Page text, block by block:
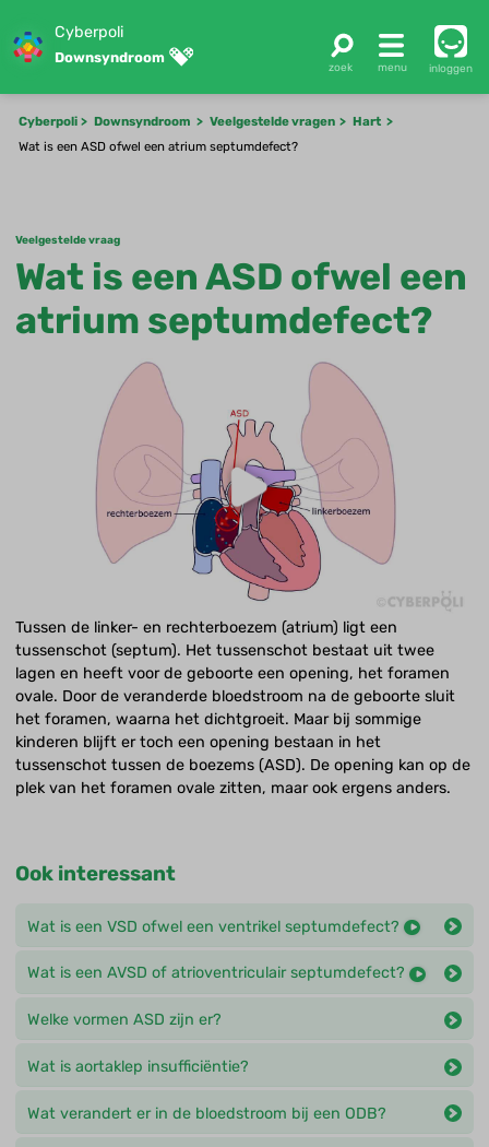
Cyberpoli
Downsyndroom
inloggen
Cyberpoli Downsyndroom Veelgestelde vragen
Hart
Wat is een ASD ofwel een atrium septumdefect?
Veelgestelde vraag
Wat is een ASD ofwel een
atrium septumdefect?
Tussen de linker- en rechterboezem (atrium) ligt een
tussenschot (septum). Het tussenschot bestaat uit twee
lagen en heeft voor de geboorte een opening, het foramen
ovale. Door de veranderde bloedstroom na de geboorte sluit
het foramen, waarna het dichtgroeit. Maar bij sommige
kinderen blijft er toch een opening bestaan in het
tussenschot tussen de boezems (ASD). De opening kan op de
plek van het foramen ovale zitten, maar ook ergens anders.
Ook interessant
Wat is een VSD ofwel een ventrikel septumdefect?
Wat is een AVSD of atrioventriculair septumdefect?
Welke vormen ASD zijn er?
Wat is aortaklep insufficiëntie?
Wat verandert er in de bloedstroom bij een ODB?